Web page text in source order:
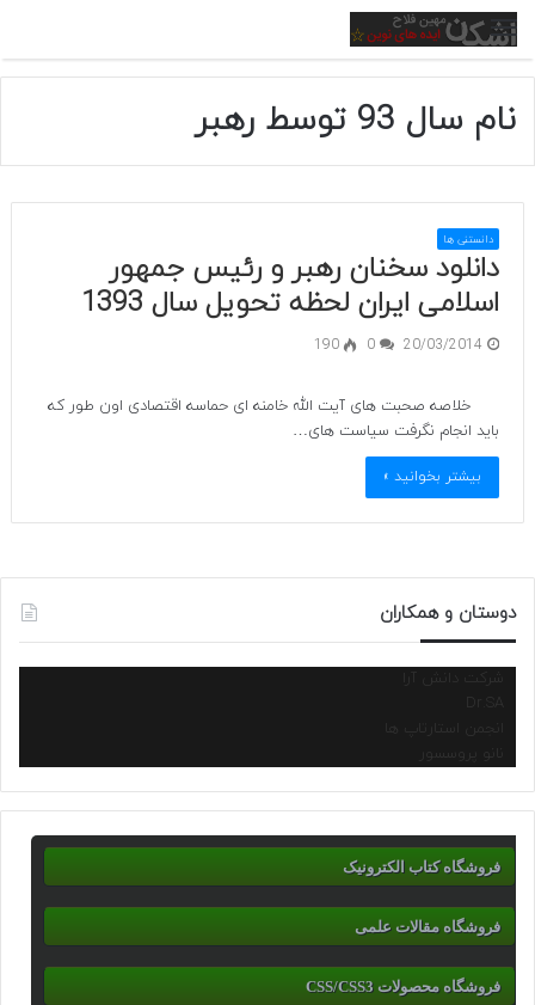
منو
نام سال 93 توسط رهبر
دانستنی ها
دانلود سخنان رهبر و رئیس جمهور
اسلامی ایران لحظه تحویل سال 1393
20/03/2014
0
190
خلاصه صحبت های آیت الله خامنه ای حماسه اقتصادی اون طور که
باید انجام نگرفت سیاست های…
بیشتر بخوانید »
دوستان و همکاران
شرکت دانش آرا
انجمن استارتاپ ها
نانو پروسسور
فروشگاه کتاب الکترونیک
فروشگاه مقالات علمی
فروشگاه محصولات CSS/CSS3